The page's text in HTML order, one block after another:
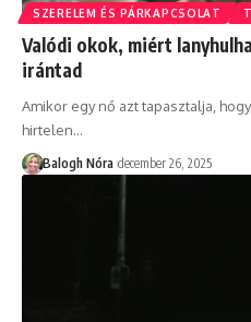
SZERELEM ÉS PÁRKAPCSOLAT
Valódi okok, miért
irántad
Amikor egy nő azt tapasztalja,
hirtelen…
Balogh Nóra december 26, 2025